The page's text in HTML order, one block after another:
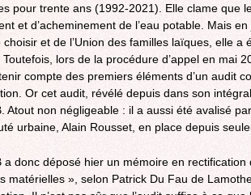
pour trente ans (1992-2021). Elle clame que
et d’acheminement de l’eau potable. Mais
choisir et de l’Union des familles laïques, elle a
Toutefois, lors de la procédure d’appel en mai
compte des premiers éléments d’un audit
Or cet audit, révélé depuis dans son
Atout non négligeable : il a aussi été avalisé
urbaine, Alain Rousset, en place depuis
a donc déposé hier un mémoire en rectification
matérielles », selon Patrick Du Fau de